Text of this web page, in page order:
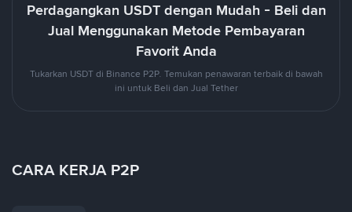
Perdagangkan USDT dengan Mudah - Beli dan
Jual Menggunakan Metode Pembayaran
Favorit Anda
Tukarkan USDT di Binance P2P. Temukan penawaran terbaik di bawah
ini untuk Beli dan Jual Tether
CARA KERJA P2P